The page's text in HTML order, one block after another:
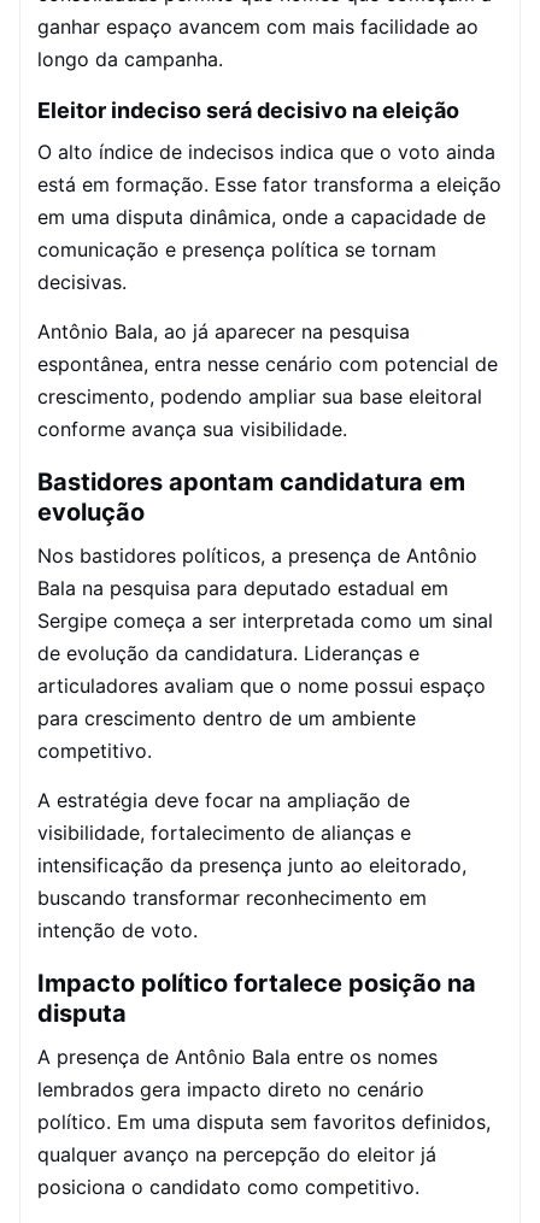
ganhar espaço avancem com mais facilidade ao
longo da campanha.
Eleitor indeciso será decisivo na eleição
O alto índice de indecisos indica que o voto ainda
está em formação. Esse fator transforma a eleição
em uma disputa dinâmica, onde a capacidade de
comunicação e presença política se tornam
decisivas.
Antônio Bala, ao já aparecer na pesquisa
espontânea, entra nesse cenário com potencial de
crescimento, podendo ampliar sua base eleitoral
conforme avança sua visibilidade.
Bastidores apontam candidatura em
evolução
Nos bastidores políticos, a presença de Antônio
Bala na pesquisa para deputado estadual em
Sergipe começa a ser interpretada como um sinal
de evolução da candidatura. Lideranças e
articuladores avaliam que o nome possui espaço
para crescimento dentro de um ambiente
competitivo.
A estratégia deve focar na ampliação de
visibilidade, fortalecimento de alianças e
intensificação da presença junto ao eleitorado,
buscando transformar reconhecimento em
intenção de voto.
Impacto político fortalece posição na
disputa
A presença de Antônio Bala entre os nomes
lembrados gera impacto direto no cenário
político. Em uma disputa sem favoritos definidos,
qualquer avanço na percepção do eleitor já
posiciona o candidato como competitivo.